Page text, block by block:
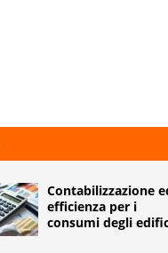
Contabilizzazione
efficienza per i
consumi degli